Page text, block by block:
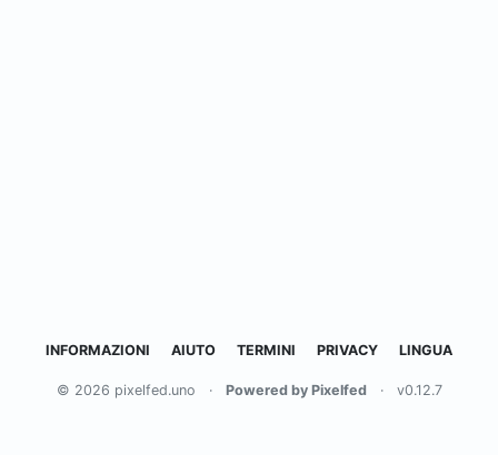
INFORMAZIONI AIUTO TERMINI PRIVACY LINGUA
© 2026 pixelfed.uno · Powered by Pixelfed · v0.12.7